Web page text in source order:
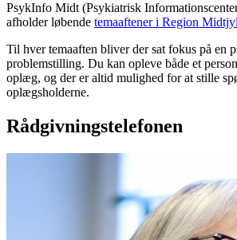
PsykInfo Midt (Psykiatrisk
afholder løbende temaaftener i Region
Til hver temaaften bliver der sat fokus på en
problemstilling. Du kan opleve både et
oplæg, og der er altid mulighed for at stille
oplægsholderne.
Rådgivningstelefonen